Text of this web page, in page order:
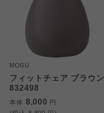
MOGU
フィットチェア ブラウン
832498
本体 8,000 円